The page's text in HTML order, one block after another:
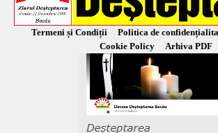
Termeni și Condiții Politica de
Cookie Policy
Arhiva PDF